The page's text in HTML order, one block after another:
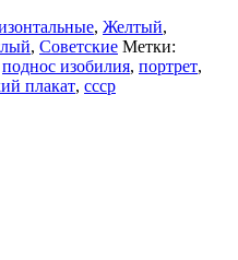
, Желтый,
, Советские Метки:
поднос изобилия, портрет,
плакат, ссср